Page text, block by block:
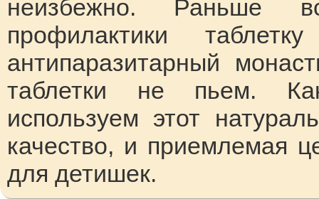
неизбежно. Раньше
профилактики
антипаразитарный
таблетки не пьем.
используем этот
качество, и приемлемая
для детишек.